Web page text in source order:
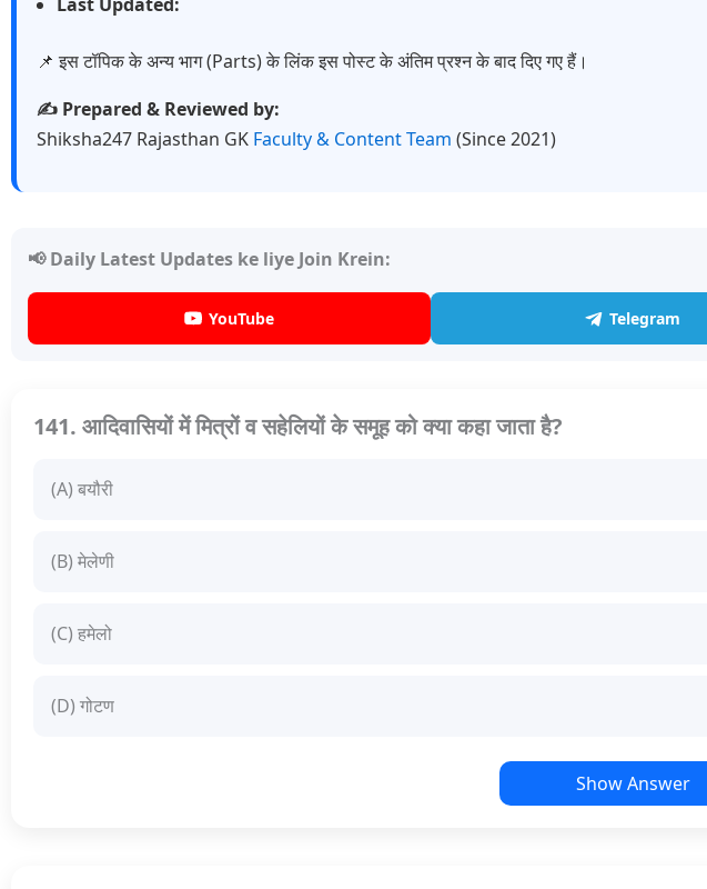
📌 इस टॉपिक के अन्य भाग (Parts) के लिंक इस पोस्ट के अंतिम प्रश्न के बाद दिए गए हैं।
✍️ Prepared & Reviewed by:
Shiksha247 Rajasthan GK Faculty & Content Team (Since 2021)
📢 Daily Latest Updates ke liye Join Krein:
YouTube Telegram
141. आदिवासियों में मित्रों व सहेलियों के समूह को क्या कहा जाता है?
(A) बयौरी
(B) मेलेणी
(C) हमेलो
(D) गोटण
Show Answer